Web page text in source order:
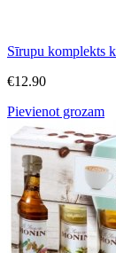
Sīrupu komplekts
€12.90
Pievienot grozam